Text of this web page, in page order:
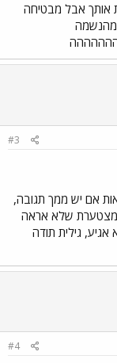
אותך אבל מבטיחה
מהנשמה
#3
אם יש ממך תגובה,
מצטערת שלא אראה
גילית תודה
#4